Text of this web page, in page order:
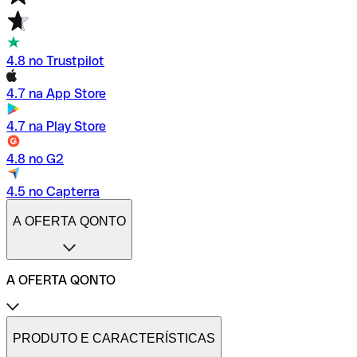
4.8 no Trustpilot
4.7 na App Store
4.7 na Play Store
4.8 no G2
4.5 no Capterra
A OFERTA QONTO
A OFERTA QONTO
Tarifas
Conta profissional online
PRODUTO E CARACTERÍSTICAS